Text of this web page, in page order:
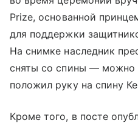
Prize, основанной
для поддержки
На снимке наследник
сняты со спины — можно
положил руку на спину
Кроме того, в посте